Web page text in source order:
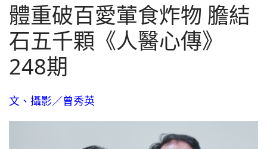
體重破百愛葷食炸物 膽結
石五千顆《人醫心傳》
248期
文、攝影／曾秀英